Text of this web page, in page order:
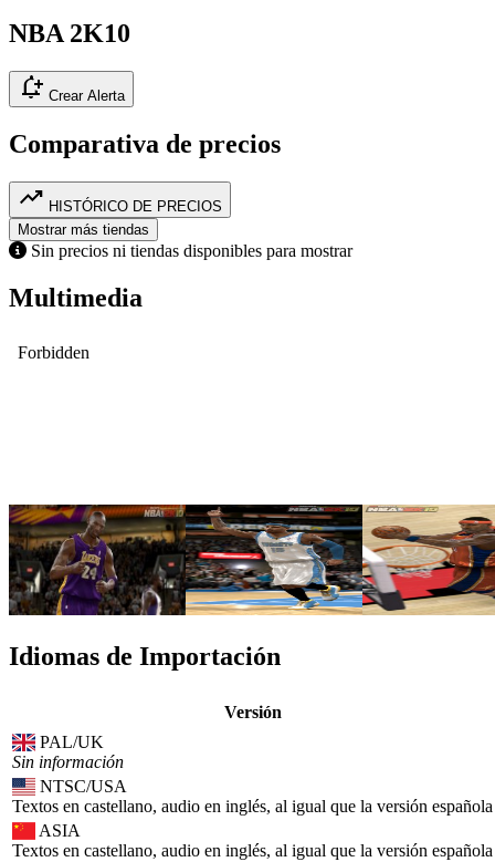
NBA 2K10
notification_add Crear Alerta
Comparativa de precios
trending_up HISTÓRICO DE PRECIOS
Mostrar más tiendas
Sin precios ni tiendas disponibles para mostrar
Multimedia
Idiomas de Importación
Versión
PAL/UK
Sin información
NTSC/USA
Textos en castellano, audio en inglés, al igual que la versión española
ASIA
Textos en castellano, audio en inglés, al igual que la versión española